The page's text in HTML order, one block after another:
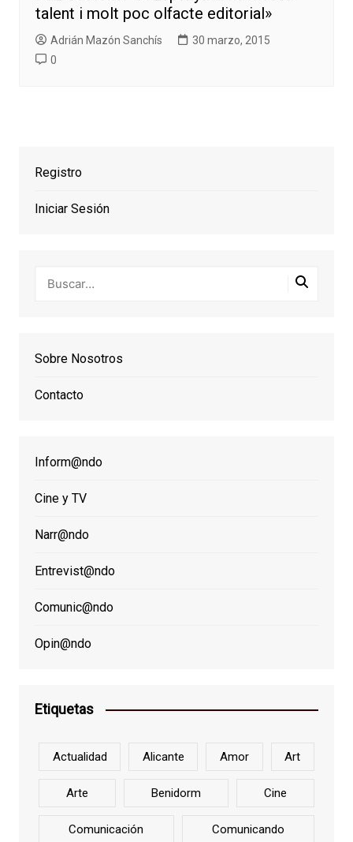
talent i molt poc olfacte editorial»
Adrián Mazón Sanchís
30 marzo, 2015
0
Registro
Iniciar Sesión
Sobre Nosotros
Contacto
Inform@ndo
Cine y TV
Narr@ndo
Entrevist@ndo
Comunic@ndo
Opin@ndo
Etiquetas
Actualidad Alicante Amor Art
Arte Benidorm Cine
Comunicación Comunicando